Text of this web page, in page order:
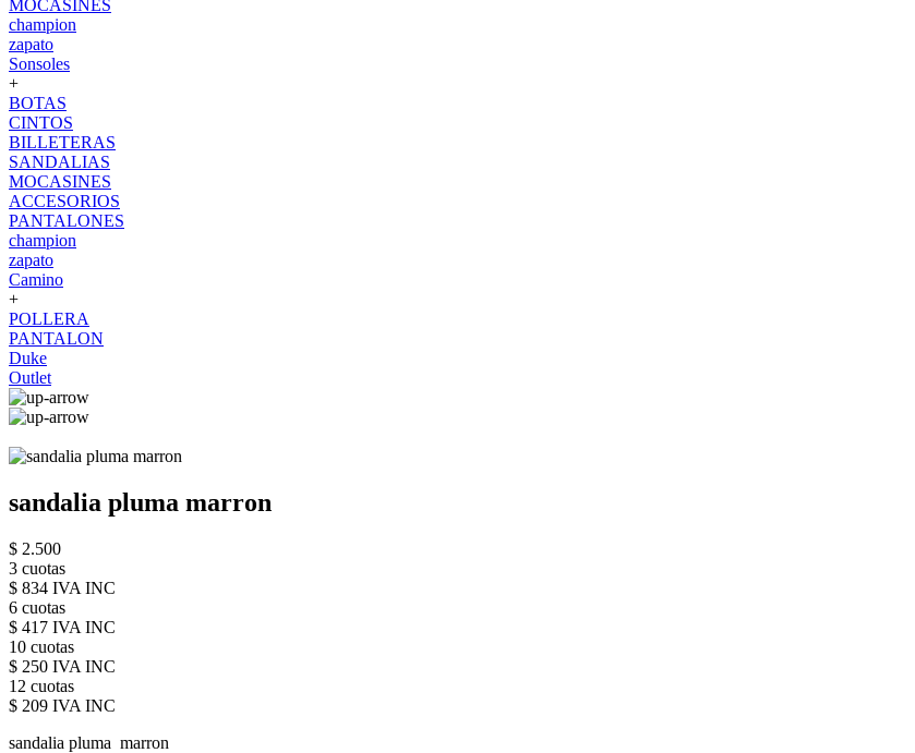
MOCASINES
champion
zapato
Sonsoles
+
BOTAS
CINTOS
BILLETERAS
SANDALIAS
MOCASINES
ACCESORIOS
PANTALONES
champion
zapato
Camino
+
POLLERA
PANTALON
Duke
Outlet
sandalia pluma marron
$ 2.500
3 cuotas
$ 834 IVA INC
6 cuotas
$ 417 IVA INC
10 cuotas
$ 250 IVA INC
12 cuotas
$ 209 IVA INC
sandalia pluma marron